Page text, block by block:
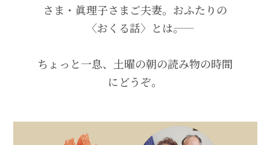
さま・眞理子さまご夫妻。おふたりの
〈おくる話〉とは――。
ちょっと一息、土曜の朝の読み物の時間
にどうぞ。